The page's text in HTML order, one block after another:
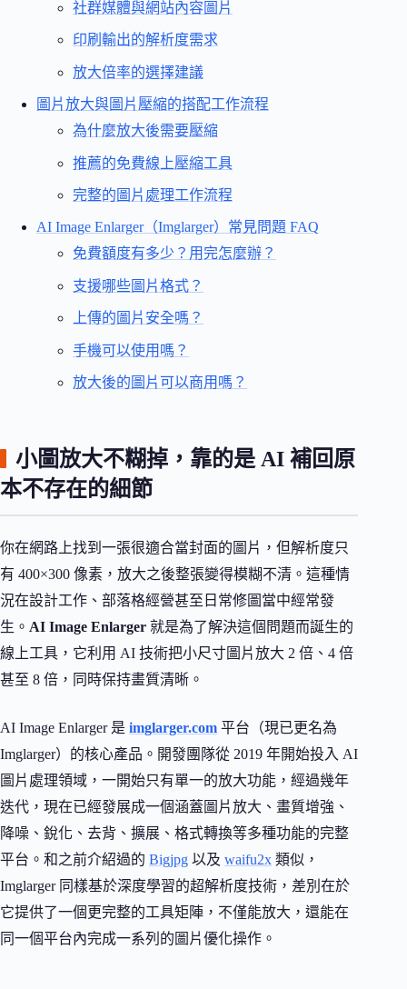
社群媒體與網站內容圖片
印刷輸出的解析度需求
放大倍率的選擇建議
圖片放大與圖片壓縮的搭配工作流程
為什麼放大後需要壓縮
推薦的免費線上壓縮工具
完整的圖片處理工作流程
AI Image Enlarger（Imglarger）常見問題 FAQ
免費額度有多少？用完怎麼辦？
支援哪些圖片格式？
上傳的圖片安全嗎？
手機可以使用嗎？
放大後的圖片可以商用嗎？
小圖放大不糊掉，靠的是 AI 補回原
本不存在的細節
你在網路上找到一張很適合當封面的圖片，但解析度只
有 400×300 像素，放大之後整張變得模糊不清。這種情
況在設計工作、部落格經營甚至日常修圖當中經常發
生。 AI Image Enlarger 就是為了解決這個問題而誕生的
線上工具，它利用 AI 技術把小尺寸圖片放大 2 倍、4 倍
甚至 8 倍，同時保持畫質清晰。
AI Image Enlarger 是 imglarger.com 平台（現已更名為
Imglarger）的核心產品。開發團隊從 2019 年開始投入 AI
圖片處理領域，一開始只有單一的放大功能，經過幾年
迭代，現在已經發展成一個涵蓋圖片放大、畫質增強、
降噪、銳化、去背、擴展、格式轉換等多種功能的完整
平台。和之前介紹過的 Bigjpg 以及 waifu2x 類似，
Imglarger 同樣基於深度學習的超解析度技術，差別在於
它提供了一個更完整的工具矩陣，不僅能放大，還能在
同一個平台內完成一系列的圖片優化操作。